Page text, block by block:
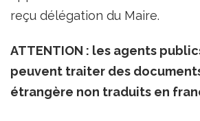
reçu délégation du Maire.
ATTENTION : les agents
peuvent traiter des
étrangère non traduits en